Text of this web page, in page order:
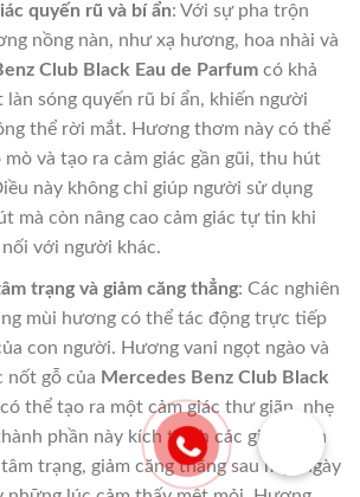
quyến rũ và bí ẩn: Với sự pha trộn
nồng nàn, như xạ hương, hoa nhài và
Club Black Eau de Parfumcó khả
làn sóng quyến rũ bí ẩn, khiến người
thể rời mắt. Hương thơm này có thể
và tạo ra cảm giác gần gũi, thu hút
này không chỉ giúp người sử dụng
mà còn nâng cao cảm giác tự tin khi
với người khác.
trạng và giảm căng thẳng: Các nghiên
mùi hương có thể tác động trực tiếp
con người. Hương vani ngọt ngào và
nốt gỗ của Mercedes Benz Club Black
thể tạo ra một cảm giác thư giãn, nhẹ
phần này kích thích các giác quan
trạng, giảm căng thẳng sau một ngày